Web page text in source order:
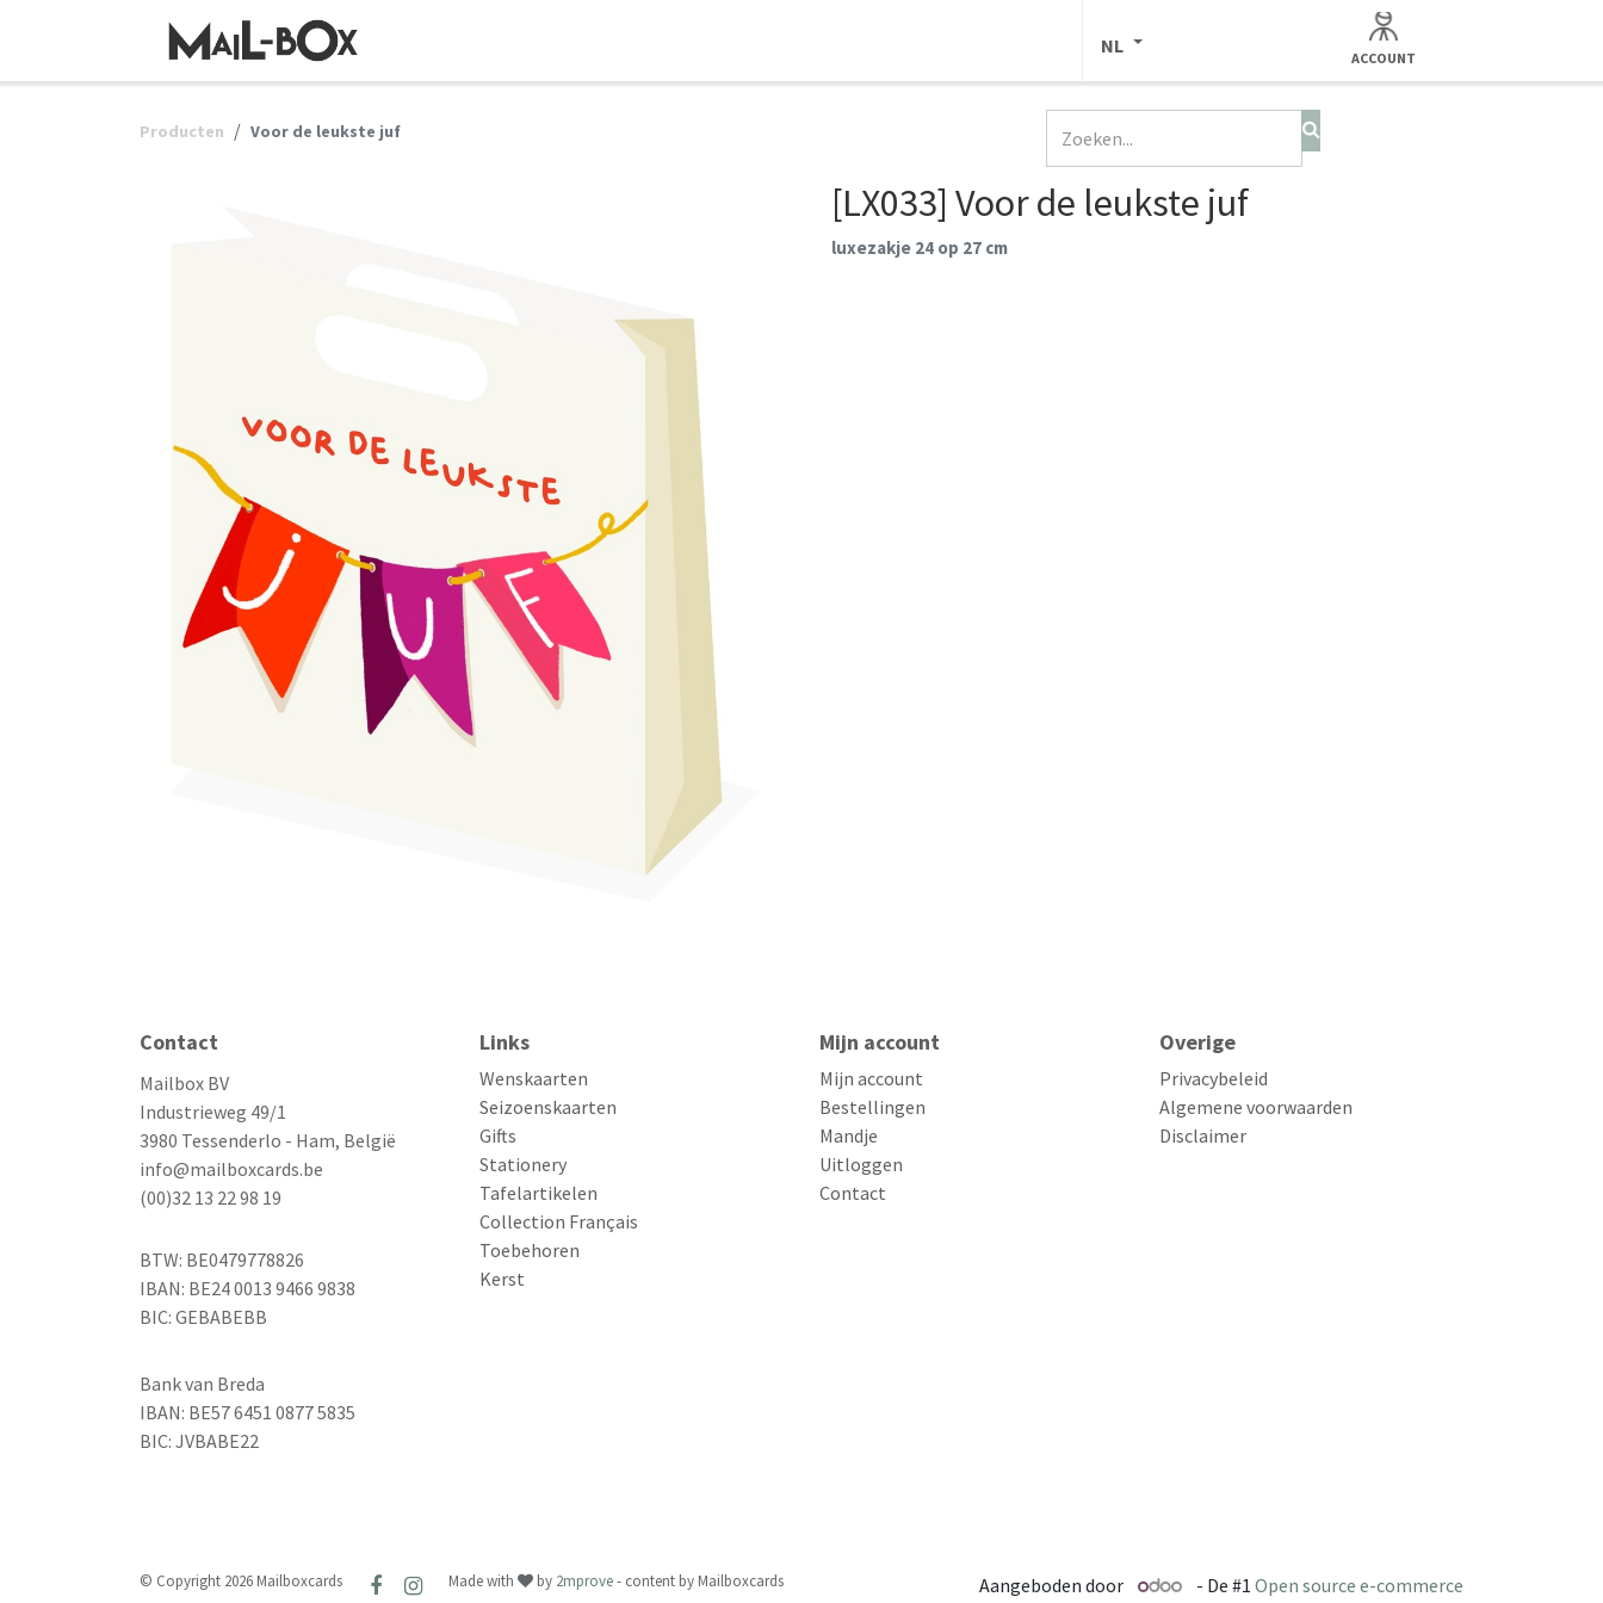
NL
ACCOUNT
Producten Voor de leukste juf
[LX033] Voor de leukste juf
luxezakje 24 op 27 cm
Contact
Mailbox BV
Industrieweg 49/1
3980 Tessenderlo - Ham, België
info@mailboxcards.be
(00)32 13 22 98 19
BTW: BE0479778826
IBAN: BE24 0013 9466 9838
BIC: GEBABEBB
Bank van Breda
IBAN: BE57 6451 0877 5835
BIC: JVBABE22
Links
Wenskaarten
Seizoenskaarten
Gifts
Stationery
Tafelartikelen
Collection Français
Toebehoren
Kerst
Mijn account
Mijn account
Bestellingen
Mandje
Uitloggen
Contact
Overige
Privacybeleid
Algemene voorwaarden
Disclaimer
© Copyright 2026 Mailboxcards Made with by 2mprove- content by Mailboxcards Aangeboden door - De #1 Open source e-commerce